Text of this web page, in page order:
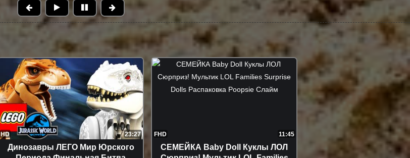
HD 23:27
Динозавры ЛЕГО Мир Юрского
FHD 11:45
СЕМЕЙКА Baby Doll Куклы ЛОЛ